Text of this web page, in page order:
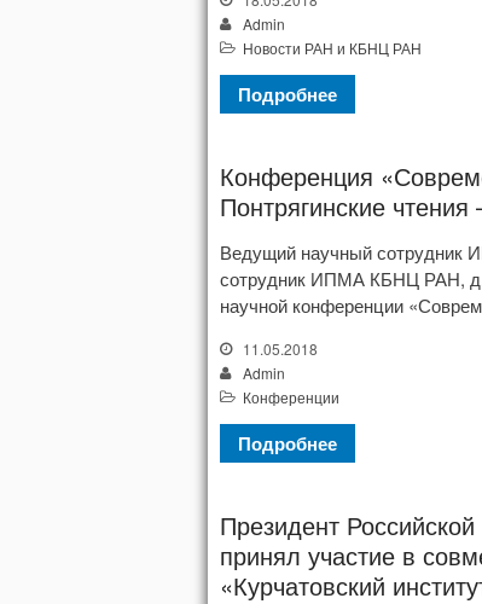
Admin
Новости РАН и КБНЦ РАН
Подробнее
Конференция
Понтрягинские чтения
Ведущий научный
сотрудник ИПМА КБНЦ РАН,
научной конференции
11.05.2018
Admin
Конференции
Подробнее
Президент
принял участие в
«Курчатовский